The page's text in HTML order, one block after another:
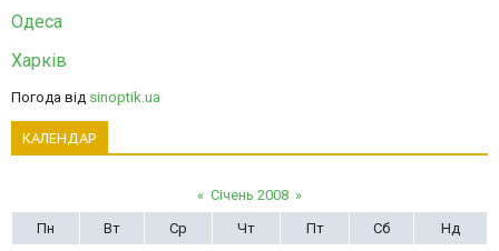
Одеса
Харків
Погода від sinoptik.ua
КАЛЕНДАР
« Січень 2008 »
Пн
Вт Ср Чт Пт Сб Нд